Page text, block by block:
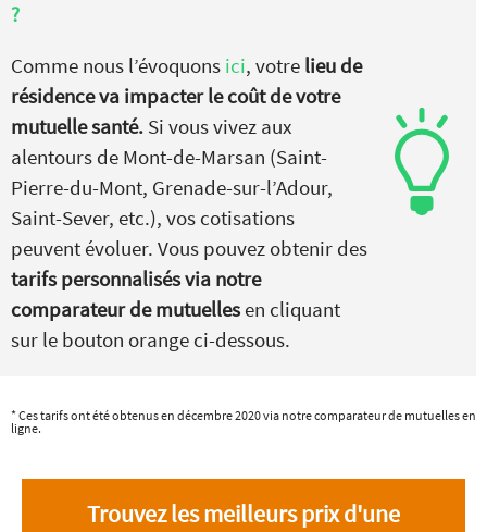
?
Comme nous l’évoquons ici, votre lieu de
résidence va impacter le coût de votre
mutuelle santé. Si vous vivez aux
alentours de Mont-de-Marsan (Saint-
Pierre-du-Mont, Grenade-sur-l’Adour,
Saint-Sever, etc.), vos cotisations
peuvent évoluer. Vous pouvez obtenir des
tarifs personnalisés via notre
comparateur de mutuelles en cliquant
sur le bouton orange ci-dessous.
* Ces tarifs ont été obtenus en décembre 2020 via notre comparateur de mutuelles en
ligne.
Trouvez les meilleurs prix d'une